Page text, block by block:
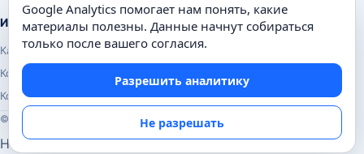
Информация
Карта сайта
Контакты
Конфиденциальность
© Почемуха.ру, 2010–2026
Настройки аналитики
Google Analytics помогает нам понять, какие
материалы полезны. Данные начнут собираться
только после вашего согласия.
Разрешить аналитику
Не разрешать